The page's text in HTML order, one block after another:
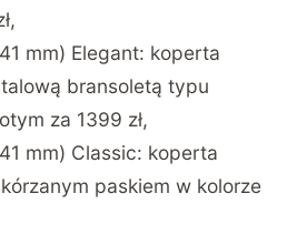
mm) Elegant: koperta
bransoletą typu
za 1399 zł,
mm) Classic: koperta
paskiem w kolorze